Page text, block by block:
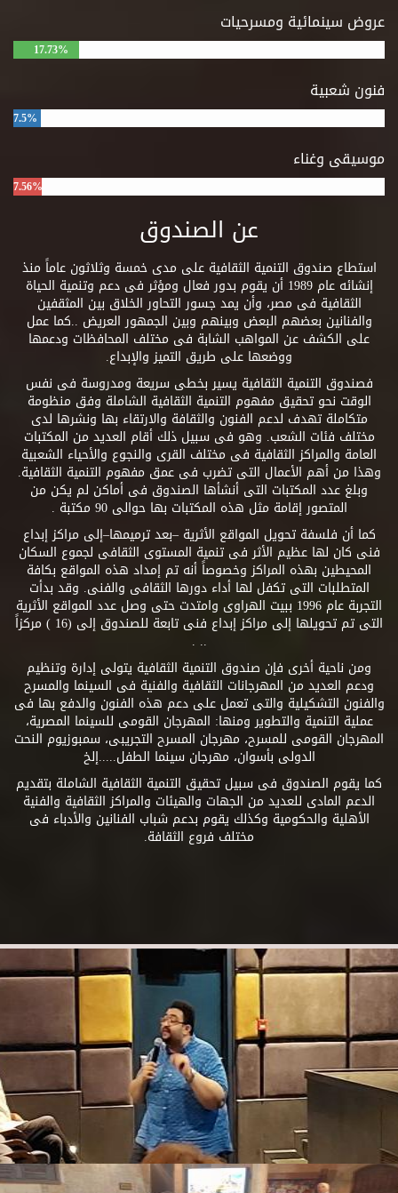
عروض سينمائية ومسرحيات
17.73%
فنون شعبية
7.5%
موسيقى وغناء
7.56%
عن الصندوق
استطاع صندوق التنمية الثقافية على مدى خمسة وثلاثون عاماً منذ
إنشائه عام 1989 أن يقوم بدور فعال ومؤثر فى دعم وتنمية الحياة
الثقافية فى مصر، وأن يمد جسور التحاور الخلاق بين المثقفين
والفنانين بعضهم البعض وبينهم وبين الجمهور العريض ..كما عمل
على الكشف عن المواهب الشابة فى مختلف المحافظات ودعمها
ووضعها على طريق التميز والإبداع.
فصندوق التنمية الثقافية يسير بخطى سريعة ومدروسة فى نفس
الوقت نحو تحقيق مفهوم التنمية الثقافية الشاملة وفق منظومة
متكاملة تهدف لدعم الفنون والثقافة والارتقاء بها ونشرها لدى
مختلف فئات الشعب. وهو فى سبيل ذلك أقام العديد من المكتبات
العامة والمراكز الثقافية فى مختلف القرى والنجوع والأحياء الشعبية
وهذا من أهم الأعمال التى تضرب فى عمق مفهوم التنمية الثقافية.
وبلغ عدد المكتبات التى أنشأها الصندوق فى أماكن لم يكن من
المتصور إقامة مثل هذه المكتبات بها حوالى 90 مكتبة .
كما أن فلسفة تحويل المواقع الأثرية –بعد ترميمها–إلى مراكز إبداع
فنى كان لها عظيم الأثر فى تنمية المستوى الثقافى لجموع السكان
المحيطين بهذه المراكز وخصوصاً أنه تم إمداد هذه المواقع بكافة
المتطلبات التى تكفل لها أداء دورها الثقافى والفنى. وقد بدأت
التجربة عام 1996 ببيت الهراوى وامتدت حتى وصل عدد المواقع الأثرية
التى تم تحويلها إلى مراكز إبداع فنى تابعة للصندوق إلى (16 ) مركزاً
.. .
ومن ناحية أخرى فإن صندوق التنمية الثقافية يتولى إدارة وتنظيم
ودعم العديد من المهرجانات الثقافية والفنية فى السينما والمسرح
والفنون التشكيلية والتى تعمل على دعم هذه الفنون والدفع بها فى
عملية التنمية والتطوير ومنها: المهرجان القومى للسينما المصرية،
المهرجان القومى للمسرح، مهرجان المسرح التجريبى، سمبوزيوم النحت
الدولى بأسوان، مهرجان سينما الطفل.....إلخ
كما يقوم الصندوق فى سبيل تحقيق التنمية الثقافية الشاملة بتقديم
الدعم المادى للعديد من الجهات والهيئات والمراكز الثقافية والفنية
الأهلية والحكومية وكذلك يقوم بدعم شباب الفنانين والأدباء فى
مختلف فروع الثقافة.